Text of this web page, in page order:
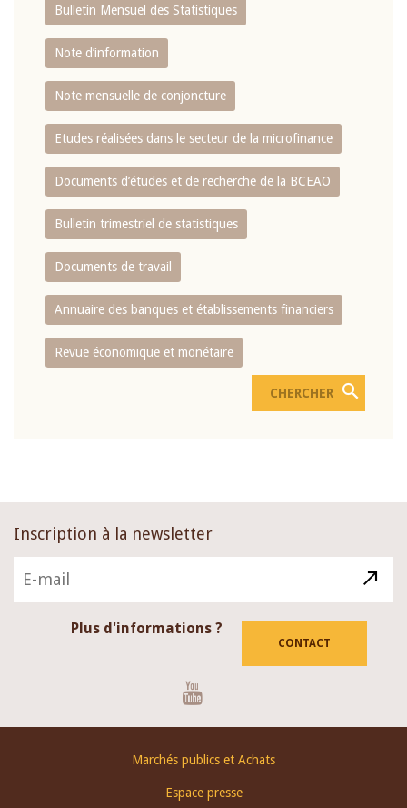
Bulletin Mensuel des Statistiques
Note d’information
Note mensuelle de conjoncture
Etudes réalisées dans le secteur de la microfinance
Documents d’études et de recherche de la BCEAO
Bulletin trimestriel de statistiques
Documents de travail
Annuaire des banques et établissements financiers
Revue économique et monétaire
Inscription à la newsletter
Plus d'informations ?
CONTACT
Marchés publics et Achats
Espace presse